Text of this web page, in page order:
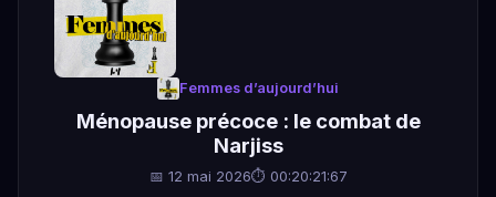
Femmes d’aujourd’hui
Ménopause précoce : le combat de
Narjiss
📅 12 mai 2026⏱ 00:20:21:67